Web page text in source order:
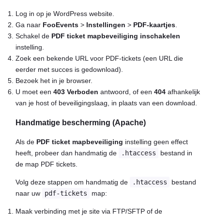
Log in op je WordPress website.
Ga naar FooEvents > Instellingen > PDF-kaartjes
Schakel de PDF ticket mapbeveiliging inschakelen
instelling.
Zoek een bekende URL voor PDF-tickets (een URL die
eerder met succes is gedownload).
Bezoek het in je browser.
U moet een 403 Verboden antwoord, of een 404 afhankelijk
van je host of beveiligingslaag, in plaats van een download.
Handmatige bescherming (Apache)
Als de PDF ticket mapbeveiliging instelling geen effect
heeft, probeer dan handmatig de
.htaccess
bestand in
de map PDF tickets.
Volg deze stappen om handmatig de .htaccess
bestand
naar uw
pdf-tickets map:
Maak verbinding met je site via FTP/SFTP of de